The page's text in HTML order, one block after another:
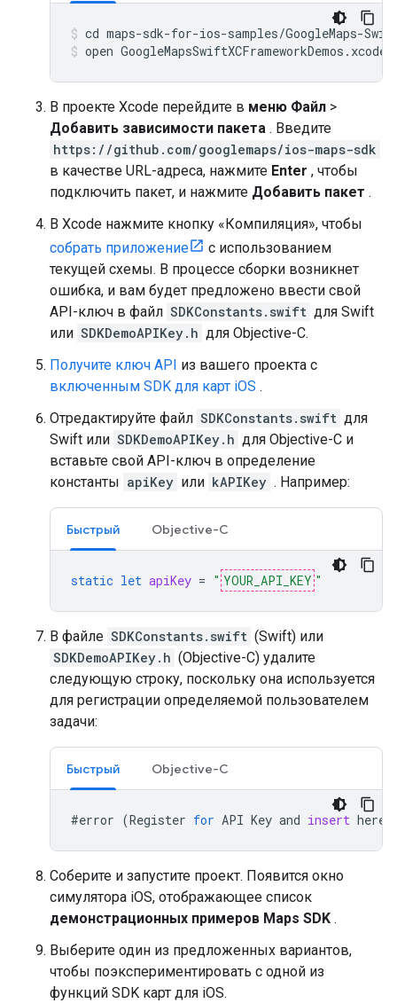
open
В проекте Xcode перейдите в меню Файл >
Добавить зависимости пакета . Введите
https://github.com/googlemaps/ios-maps-sdk
в качестве URL-адреса, нажмите Enter , чтобы
подключить пакет, и нажмите Добавить пакет .
В Xcode нажмите кнопку «Компиляция», чтобы
собрать приложение
с использованием
текущей схемы. В процессе сборки возникнет
ошибка, и вам будет предложено ввести свой
API-ключ в файл SDKConstants.swift для Swift
или SDKDemoAPIKey.h для Objective-C.
Получите ключ API из вашего проекта с
включенным SDK для карт iOS .
Отредактируйте файл SDKConstants.swift для
Swift или SDKDemoAPIKey.h для Objective-C и
вставьте свой API-ключ в определение
константы apiKey или kAPIKey . Например:
Быстрый Objective-C
static let apiKey = " YOUR_API_KEY "
В файле SDKConstants.swift (Swift) или
SDKDemoAPIKey.h (Objective-C) удалите
следующую строку, поскольку она используется
для регистрации определяемой пользователем
задачи:
Быстрый Objective-C
#error (Register for API Key and insert here
Соберите и запустите проект. Появится окно
симулятора iOS, отображающее список
демонстрационных примеров Maps SDK .
Выберите один из предложенных вариантов,
чтобы поэкспериментировать с одной из
функций SDK карт для iOS.